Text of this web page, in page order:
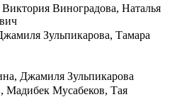
Виноградова, Наталья
Зульпикарова, Тамара
Джамиля Зульпикарова
Мадибек Мусабеков, Тая